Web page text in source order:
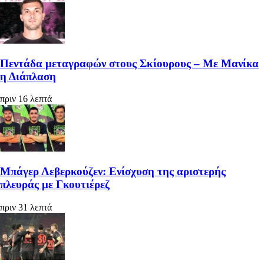
Πεντάδα μεταγραφών στους Σκίουρους – Με Μανίκα
η Διάπλαση
πριν 16 λεπτά
Μπάγερ Λεβερκούζεν: Ενίσχυση της αριστερής
πλευράς με Γκουτιέρεζ
πριν 31 λεπτά